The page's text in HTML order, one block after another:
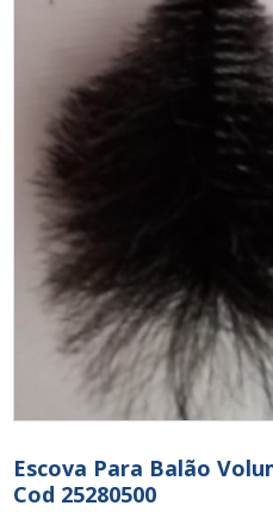
Escova Para Balão
Cod 25280500